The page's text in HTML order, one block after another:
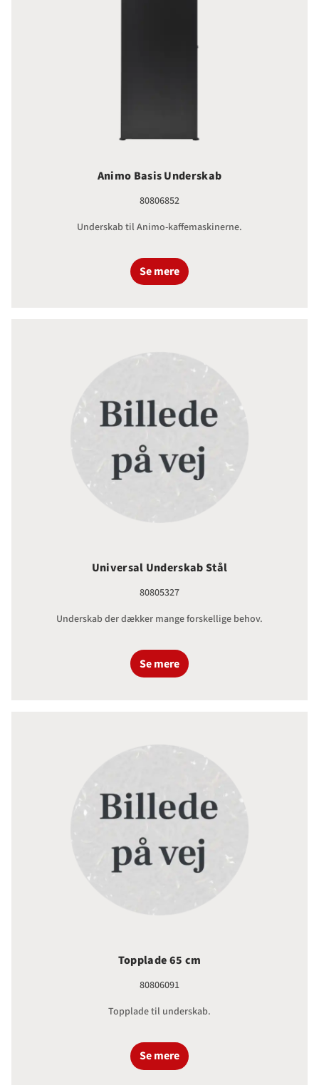
Animo Basis Underskab
80806852
Underskab til Animo-kaffemaskinerne.
Se mere
Universal Underskab Stål
80805327
Underskab der dækker mange forskellige behov.
Se mere
Topplade 65 cm
80806091
Topplade til underskab.
Se mere